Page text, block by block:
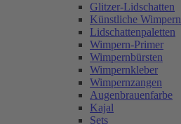
Glitzer-Lidschatten
Künstliche Wimpern
Lidschattenpaletten
Wimpern-Primer
Wimpernbürsten
Wimpernkleber
Wimpernzangen
Augenbrauenfarbe
Kajal
Sets